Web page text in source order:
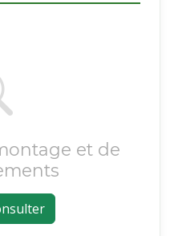
et de